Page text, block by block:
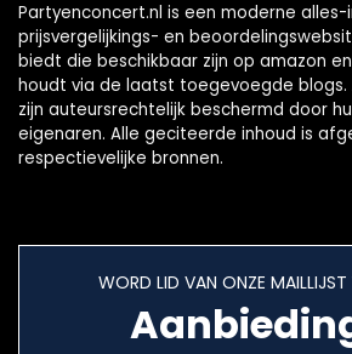
Partyenconcert.nl is een moderne
prijsvergelijkings- en
biedt die beschikbaar zijn op amazon
houdt via de laatst toegevoegde blogs.
zijn auteursrechtelijk beschermd door
eigenaren. Alle geciteerde inhoud is
respectievelijke bronnen.
WORD LID VAN ONZE